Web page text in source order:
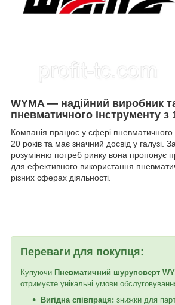
WYMA — надійний виробник
пневматичного інструменту з
Компанія працює у сфері пневматичного
20 років та має значний досвід у галузі.
розумінню потреб ринку вона пропонує
для ефективного використання
різних сферах діяльності.
Переваги для покупця:
Купуючи Пневматичний шуруповерт
отримуєте унікальні умови
Вигідна співпраця: знижки для